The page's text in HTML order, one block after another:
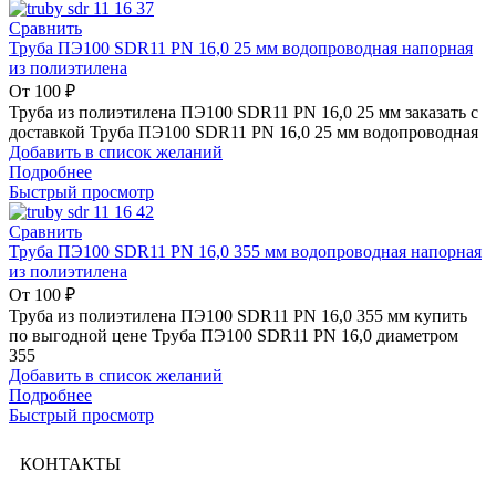
Сравнить
Труба ПЭ100 SDR11 PN 16,0 25 мм водопроводная напорная
из полиэтилена
От 100 ₽
Труба из полиэтилена ПЭ100 SDR11 PN 16,0 25 мм заказать с
доставкой Труба ПЭ100 SDR11 PN 16,0 25 мм водопроводная
Добавить в список желаний
Подробнее
Быстрый просмотр
Сравнить
Труба ПЭ100 SDR11 PN 16,0 355 мм водопроводная напорная
из полиэтилена
От 100 ₽
Труба из полиэтилена ПЭ100 SDR11 PN 16,0 355 мм купить
по выгодной цене Труба ПЭ100 SDR11 PN 16,0 диаметром
355
Добавить в список желаний
Подробнее
Быстрый просмотр
КОНТАКТЫ